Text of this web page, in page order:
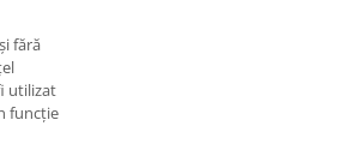
fără
utilizat
funcție